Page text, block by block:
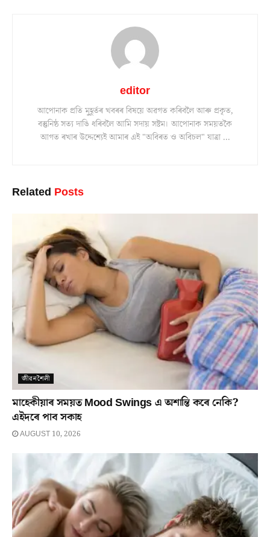
editor
আপোনাক প্ৰতি মুহূৰ্তৰ খবৰৰ বিষয়ে অৱগত কৰিবলৈ আৰু প্ৰকৃত,
বস্তুনিষ্ঠ সত্য দাঙি ধৰিবলৈ আমি সদায় সষ্টম। আপোনাক সময়তকৈ
আগত ৰখাৰ উদ্দেশ্যেই আমাৰ এই "অবিৰত ও অবিচল" যাত্ৰা ...
Related Posts
জীৱনশৈলী
মাহেকীয়াৰ সময়ত Mood Swings এ অশান্তি কৰে নেকি?
এইদৰে পাব সকাহ
AUGUST 10, 2026